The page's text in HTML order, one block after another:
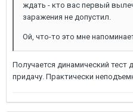
ждать - кто вас первый
заражения не допустил.
Ой, что-то это мне
Получается динамический тест
придачу. Практически